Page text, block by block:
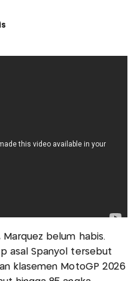
Marquez belum habis.
asal Spanyol tersebut
klasemen MotoGP 2026